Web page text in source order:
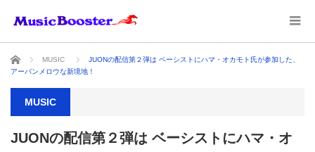
ホーム MUSIC
JUONの配信第２弾は ベーシストにハマ・オカモト氏が参加した、
アーバンメロウな新境地！
MUSIC
JUONの配信第２弾は ベーシストにハマ・オ